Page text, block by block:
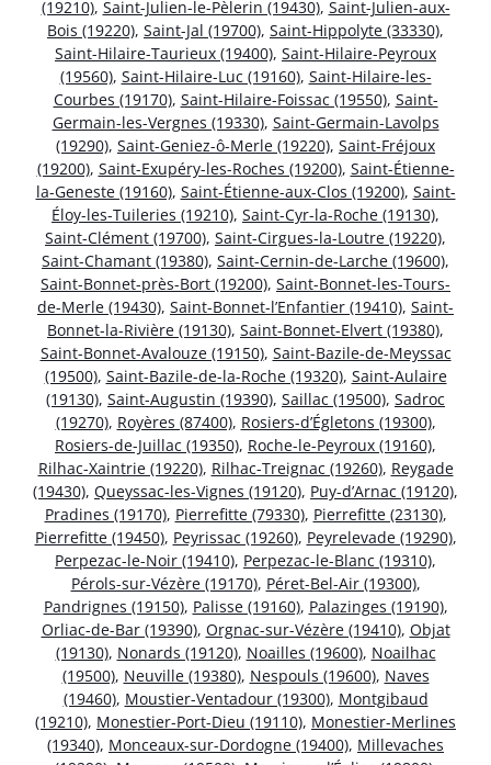
(19210), Saint-Julien-le-Pèlerin (19430), Saint-Julien-aux-
Bois (19220), Saint-Jal (19700), Saint-Hippolyte (33330),
Saint-Hilaire-Taurieux (19400), Saint-Hilaire-Peyroux
(19560), Saint-Hilaire-Luc (19160), Saint-Hilaire-les-
Courbes (19170), Saint-Hilaire-Foissac (19550), Saint-
Germain-les-Vergnes (19330), Saint-Germain-Lavolps
(19290), Saint-Geniez-ô-Merle (19220), Saint-Fréjoux
(19200), Saint-Exupéry-les-Roches (19200), Saint-Étienne-
la-Geneste (19160), Saint-Étienne-aux-Clos (19200), Saint-
Éloy-les-Tuileries (19210), Saint-Cyr-la-Roche (19130),
Saint-Clément (19700), Saint-Cirgues-la-Loutre (19220),
Saint-Chamant (19380), Saint-Cernin-de-Larche (19600),
Saint-Bonnet-près-Bort (19200), Saint-Bonnet-les-Tours-
de-Merle (19430), Saint-Bonnet-l’Enfantier (19410), Saint-
Bonnet-la-Rivière (19130), Saint-Bonnet-Elvert (19380),
Saint-Bonnet-Avalouze (19150), Saint-Bazile-de-Meyssac
(19500), Saint-Bazile-de-la-Roche (19320), Saint-Aulaire
(19130), Saint-Augustin (19390), Saillac (19500), Sadroc
(19270), Royères (87400), Rosiers-d’Égletons (19300),
Rosiers-de-Juillac (19350), Roche-le-Peyroux (19160),
Rilhac-Xaintrie (19220), Rilhac-Treignac (19260), Reygade
(19430), Queyssac-les-Vignes (19120), Puy-d’Arnac (19120),
Pradines (19170), Pierrefitte (79330), Pierrefitte (23130),
Pierrefitte (19450), Peyrissac (19260), Peyrelevade (19290),
Perpezac-le-Noir (19410), Perpezac-le-Blanc (19310),
Pérols-sur-Vézère (19170), Péret-Bel-Air (19300),
Pandrignes (19150), Palisse (19160), Palazinges (19190),
Orliac-de-Bar (19390), Orgnac-sur-Vézère (19410), Objat
(19130), Nonards (19120), Noailles (19600), Noailhac
(19500), Neuville (19380), Nespouls (19600), Naves
(19460), Moustier-Ventadour (19300), Montgibaud
(19210), Monestier-Port-Dieu (19110), Monestier-Merlines
(19340), Monceaux-sur-Dordogne (19400), Millevaches